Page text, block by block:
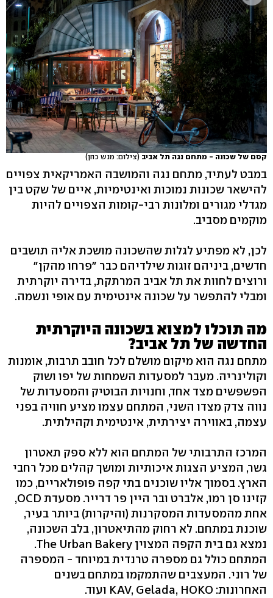
קסם של שכונה - מתחם נגה תל אביב (צילום: מנש כהן)
במבט לעתיד, מתחם נגה והמושבה האמריקאית צפויים
להישאר שכונות נמוכות ואינטימיות, איים של שקט בין
מגדלי מגורים ומלונות רבי-קומות הצפויים להיות
מוקמים מסביב.
לכן, לא מפתיע לגלות שהשכונה מושכת אליה תושבים
חדשים, ביניהם זוגות שילדיהם כבר "פרחו מהקן"
ורוצים לחוות את תל אביב המרתקת, בדירה יוקרתית
ומבלי להתפשר על שכונה אינטימית עם אופי ונשמה.
מה תוכלו למצוא בשכונה היוקרתית
החדשה של תל אביב?
מתחם נגה הוא מיקום מושלם לכל חובב תרבות, אומנות
וקולינריה. מעבר למסעדות השמחות של יפו ושוק
הפשפשים מצד אחד, וחנויות הבוטיק והמסעדות של
נווה צדק מצדו השני, המתחם עצמו מציע חוויה בפני
עצמה, באווירה יצירתית, אינטימית וקהילתית.
המרכז התרבותי של המתחם הוא ללא ספק תאטרון
גשר, המציע הצגות איכותיות ומושך קהלים מכל רחבי
הארץ. בסמוך אליו שוכנים בתי קפה פופולאריים, כמו
קזינו סן רמו, אלברט ובר היין פר דרייר. מסעדת OCD,
אחת מהמסעדות המסקרנות (והיקרות) ביותר בעיר,
שוכנת במתחם. לא רחוק מהתיאטרון, בלב השכונה,
נמצא גם בית הקפה המצוין The Urban Bakery.
המתחם כולל גם מספרה טרנדית במיוחד - המספרה
של רוני. המעצבים שהתמקמו במתחם בשנים
האחרונות: KAV, Gelada, HOKO ועוד.